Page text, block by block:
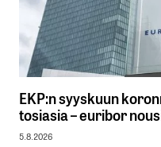
EKP:n syyskuun
tosiasia – euribor
5.8.2026